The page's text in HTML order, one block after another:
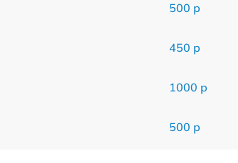
500 р
450 р
1000 р
500 р